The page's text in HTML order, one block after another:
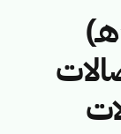
(4374321/ق/1443هـ)